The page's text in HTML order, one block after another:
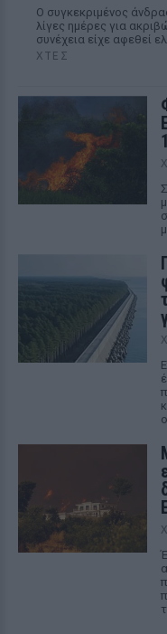
Ο συγκεκριμένος
λίγες ημέρες για
συνέχεια είχε αφεθεί
ΧΤΕΣ